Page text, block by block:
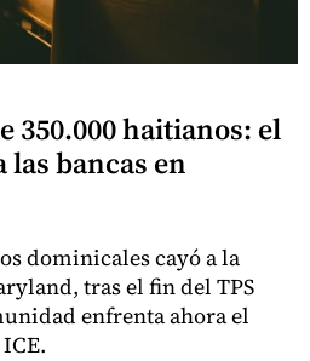
350.000 haitianos: el
las bancas en
dominicales cayó a la
tras el fin del TPS
enfrenta ahora el